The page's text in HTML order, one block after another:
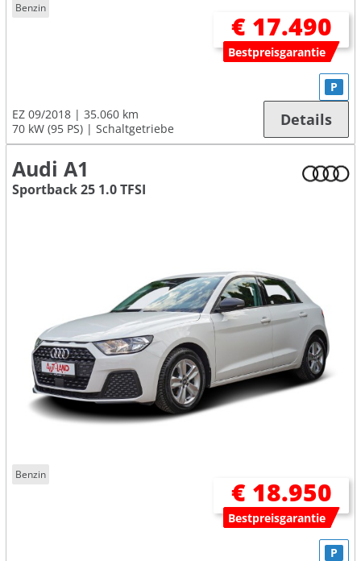
Benzin
€ 17.490
Bestpreisgarantie
EZ 09/2018
35.060 km
70 kW (95 PS)
Schaltgetriebe
P
Details
Audi A1
Sportback 25 1.0 TFSI
Benzin
€ 18.950
Bestpreisgarantie
P